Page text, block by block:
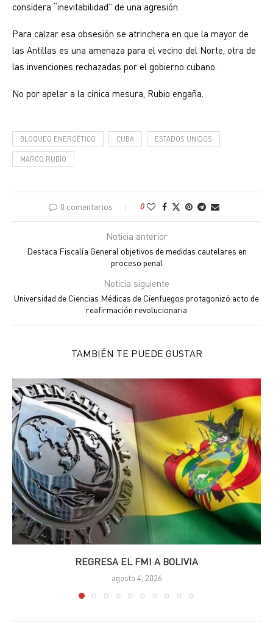
considera “inevitabilidad” de una agresión.
Para calzar esa obsesión se atrinchera en que la mayor de
las Antillas es una amenaza para el vecino del Norte, otra de
las invenciones rechazadas por el gobierno cubano.
No por apelar a la cínica mesura, Rubio engaña.
BLOQUEO ENERGÉTICO CUBA ESTADOS UNIDOS
MARCO RUBIO
0 comentarios 0
Noticia anterior
Destaca Fiscalía General objetivos de medidas cautelares en
proceso penal
Noticia siguiente
Universidad de Ciencias Médicas de Cienfuegos protagonizó acto de
reafirmación revolucionaria
TAMBIÉN TE PUEDE GUSTAR
REGRESA EL FMI A BOLIVIA
agosto 4, 2026